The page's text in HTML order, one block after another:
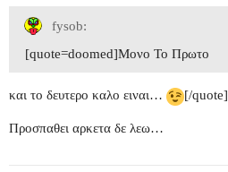
fysob:
[quote=doomed]Μονο Το Πρωτο
και το δευτερο καλο ειναι… [/quote]
Προσπαθει αρκετα δε λεω…